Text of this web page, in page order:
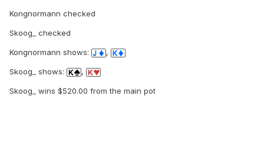
Kongnormann checked
Skoog_ checked
Kongnormann shows: ,
Skoog_ shows: ,
Skoog_ wins $520.00 from the main pot